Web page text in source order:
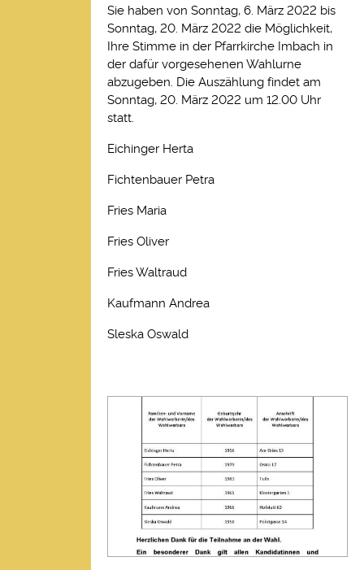
Sie haben von Sonntag, 6. März 2022 bis
Sonntag, 20. März 2022 die Möglichkeit,
Ihre Stimme in der Pfarrkirche Imbach in
der dafür vorgesehenen Wahlurne
abzugeben. Die Auszählung findet am
Sonntag, 20. März 2022 um 12.00 Uhr
statt.
Eichinger Herta
Fichtenbauer Petra
Fries Maria
Fries Oliver
Fries Waltraud
Kaufmann Andrea
Sleska Oswald